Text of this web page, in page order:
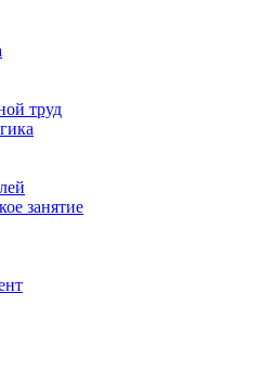
труд
занятие